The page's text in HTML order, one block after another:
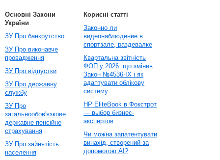
Основні Закони
України
ЗУ Про банкрутство
ЗУ Про виконавче
провадження
ЗУ Про відпустки
ЗУ Про державну
службу
ЗУ Про
загальнообов'язкове
державне пенсійне
страхування
ЗУ Про зайнятість
населення
Корисні статті
Законно ли
видеонаблюдение в
спортзале, раздевалке
Квартальна звітність
ФОП у 2026: що змінив
Закон №4536-IX і як
адаптувати облікову
систему
HP EliteBook в Фокстрот
— выбор бизнес-
экспертов
Чи можна запатентувати
винахід, створений за
допомогою AI?